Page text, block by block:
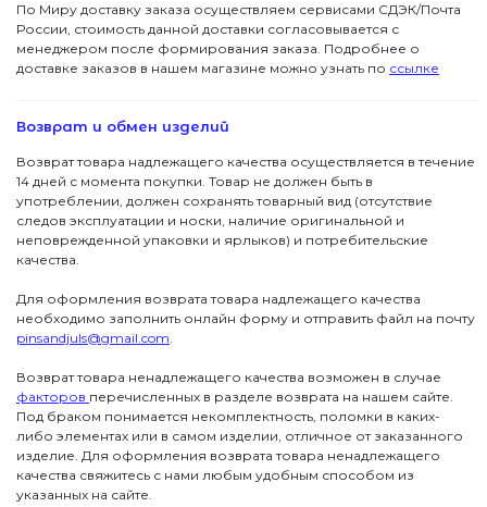
По Миру доставку заказа осуществляем сервисами СДЭК/Почта
России, стоимость данной доставки согласовывается с
менеджером после формирования заказа. Подробнее о
доставке заказов в нашем магазине можно узнать по ссылке
Возврат и обмен изделий
Возврат товара надлежащего качества осуществляется в течение
14 дней с момента покупки. Товар не должен быть в
употреблении, должен сохранять товарный вид (отсутствие
следов эксплуатации и носки, наличие оригинальной и
неповрежденной упаковки и ярлыков) и потребительские
качества.
Для оформления возврата товара надлежащего качества
необходимо заполнить онлайн форму и отправить файл на почту
pinsandjuls@gmail.com.
Возврат товара ненадлежащего качества возможен в случае
факторов перечисленных в разделе возврата на нашем сайте.
Под браком понимается некомплектность, поломки в каких-
либо элементах или в самом изделии, отличное от заказанного
изделие. Для оформления возврата товара ненадлежащего
качества свяжитесь с нами любым удобным способом из
указанных на сайте.